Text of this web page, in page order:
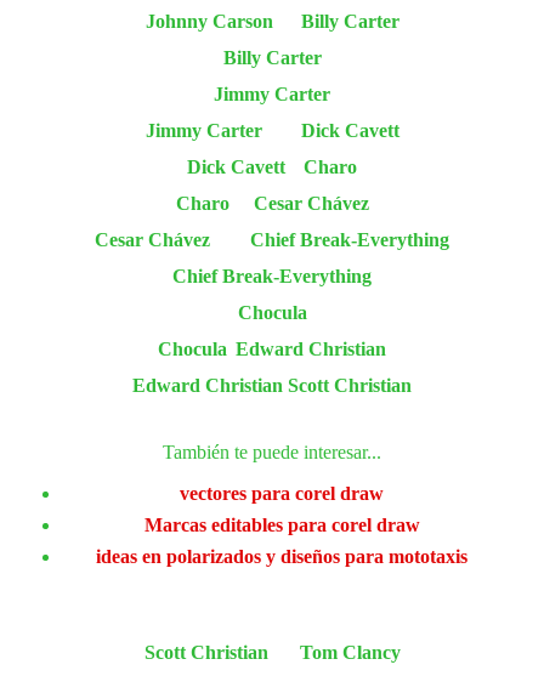
Johnny Carson
Billy Carter
Billy Carter
Jimmy Carter
Jimmy Carter
Dick Cavett
Dick Cavett
Charo
Charo
Cesar Chávez
Cesar Chávez
Chief Break-Everything
Chief Break-Everything
Chocula
Chocula Edward Christian
Edward Christian Scott Christian
También te puede interesar...
vectores para corel draw
Marcas editables para corel draw
ideas en polarizados y diseños para mototaxis
Scott Christian
Tom Clancy